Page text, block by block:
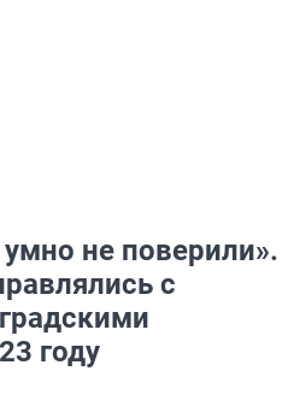
не поверили».
с
году